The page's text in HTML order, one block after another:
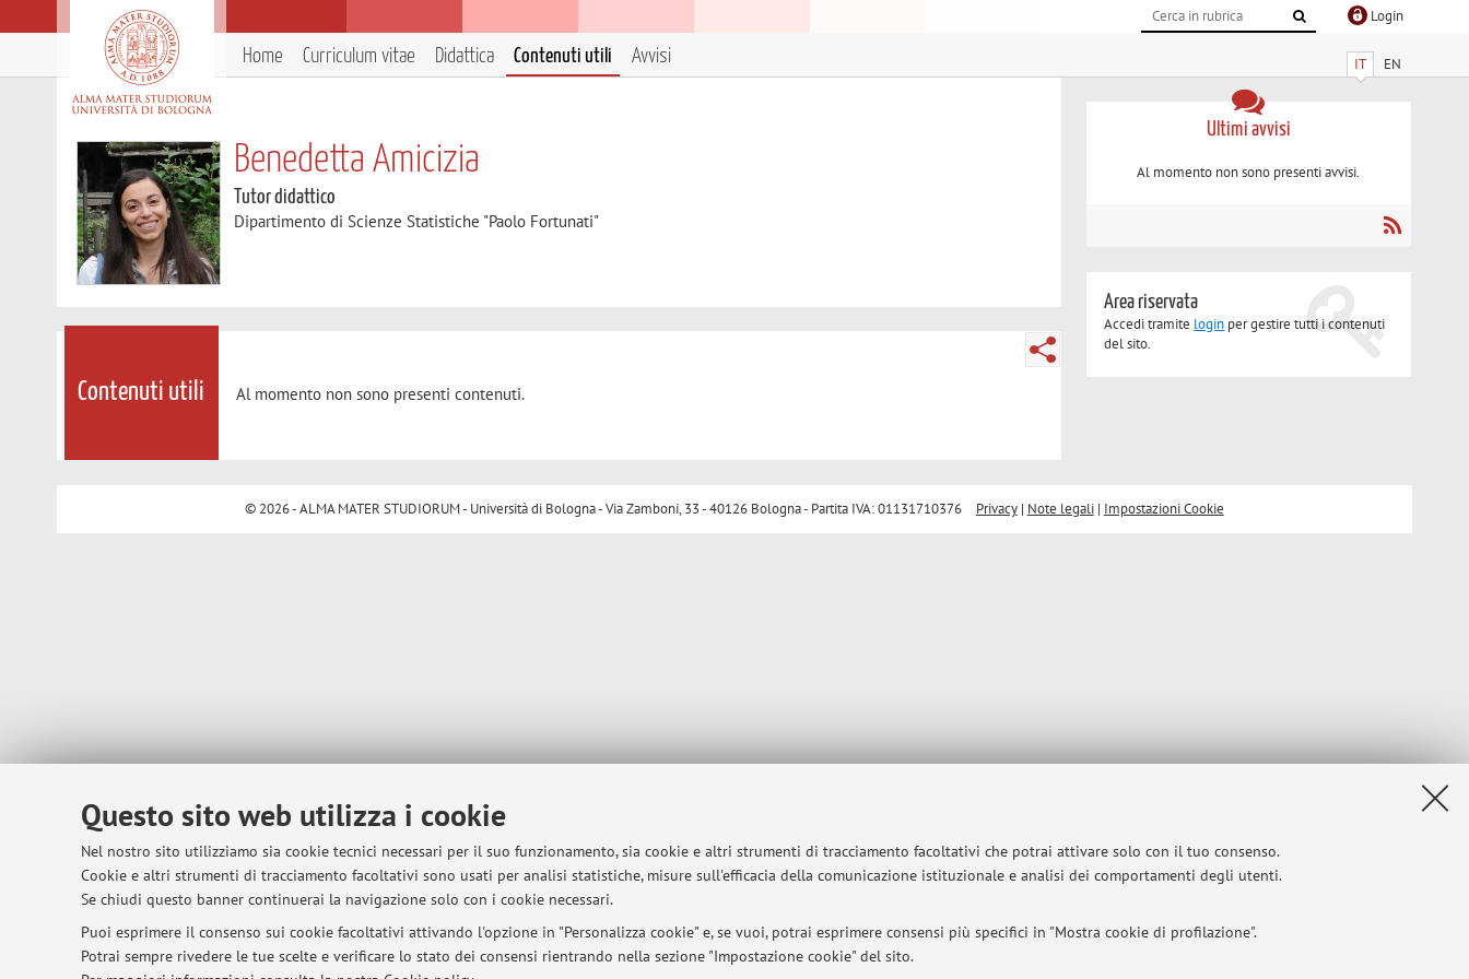
Questo sito web utilizza i cookie
Nel nostro sito utilizziamo sia cookie tecnici necessari per il suo funzionamento, sia cookie e altri strumenti di tracciamento facoltativi che potrai attivare solo con il tuo consenso.
Cookie e altri strumenti di tracciamento facoltativi sono usati per analisi statistiche, misure sull'efficacia della comunicazione istituzionale e analisi dei comportamenti degli utenti.
Se chiudi questo banner continuerai la navigazione solo con i cookie necessari.
Puoi esprimere il consenso sui cookie facoltativi attivando l'opzione in "Personalizza cookie" e, se vuoi, potrai esprimere consensi più specifici in "Mostra cookie di profilazione".
Potrai sempre rivedere le tue scelte e verificare lo stato dei consensi rientrando nella sezione "Impostazione cookie" del sito.
Login
IT EN
Home Curriculum vitae Didattica Contenuti utili Avvisi
Benedetta Amicizia
Tutor didattico
Dipartimento di Scienze Statistiche "Paolo Fortunati"
Contenuti utili Al momento non sono presenti contenuti.
Ultimi avvisi
Al momento non sono presenti avvisi.
Area riservata
Accedi tramite login per gestire tutti i contenuti
del sito.
© 2026 - ALMA MATER STUDIORUM - Università di Bologna - Via Zamboni, 33 - 40126 Bologna - Partita IVA: 01131710376 Privacy| Note legali| Impostazioni Cookie